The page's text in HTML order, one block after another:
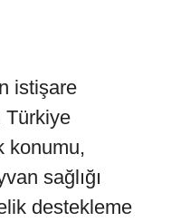
istişare
Türkiye
konumu,
sağlığı
destekleme